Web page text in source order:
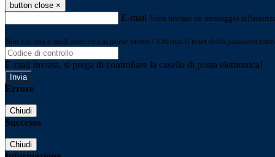
button close ×
E-mail Verrà inviato un messaggio
Non hai una e-mail associata al nome utente? Effettua il reset della password
E-mail inviata, si prega di controllare la casella di posta elettronica!
Errore
Chiudi
Successo
Chiudi